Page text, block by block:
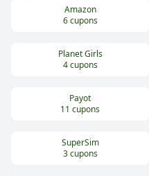
Amazon
6cupons
Planet Girls
4cupons
Payot
11 cupons
SuperSim
3cupons